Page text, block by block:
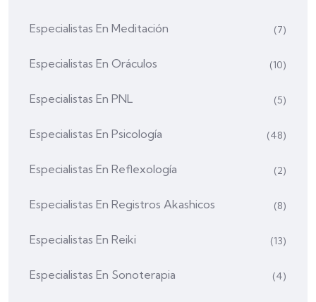
Especialistas En Meditación (7)
Especialistas En Oráculos (10)
Especialistas En PNL (5)
Especialistas En Psicología (48)
Especialistas En Reflexología (2)
Especialistas En Registros Akashicos (8)
Especialistas En Reiki (13)
Especialistas En Sonoterapia (4)